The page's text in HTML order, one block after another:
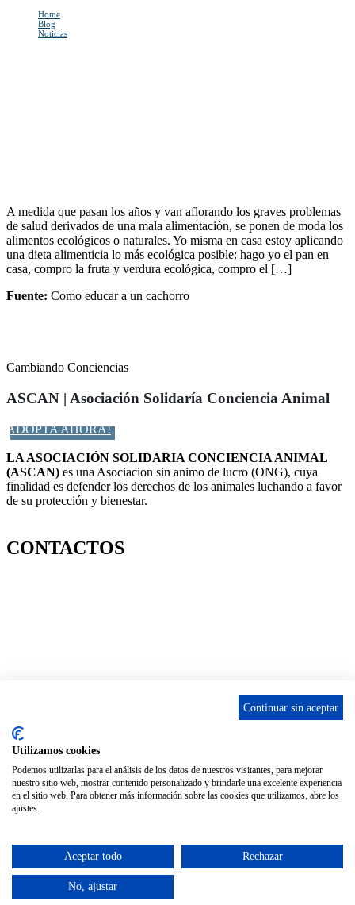
Home
Blog
Noticias
A medida que pasan los años y van aflorando los graves problemas
de salud derivados de una mala alimentación, se ponen de moda los
alimentos ecológicos o naturales. Yo misma en casa estoy aplicando
una dieta alimenticia lo más ecológica posible: hago yo el pan en
casa, compro la fruta y verdura ecológica, compro el […]
Fuente: Como educar a un cachorro
Cambiando Conciencias
ASCAN | Asociación Solidaría Conciencia Animal
ADOPTA AHORA!
LA ASOCIACIÓN SOLIDARIA CONCIENCIA ANIMAL
(ASCAN) es una Asociacion sin animo de lucro (ONG), cuya
finalidad es defender los derechos de los animales luchando a favor
de su protección y bienestar.
CONTACTOS
INSTAGRAM
ENLACES
Política de Privacidad
Aviso Legal
ASCAN. © 2022. Todos los derechos reservados. Desarrollado
Continuar sin aceptar
Utilizamos cookies
Podemos utilizarlas para el análisis de los datos de nuestros visitantes, para mejorar
nuestro sitio web, mostrar contenido personalizado y brindarle una excelente experiencia
en el sitio web. Para obtener más información sobre las cookies que utilizamos, abre los
ajustes.
Aceptar todo Rechazar
No, ajustar